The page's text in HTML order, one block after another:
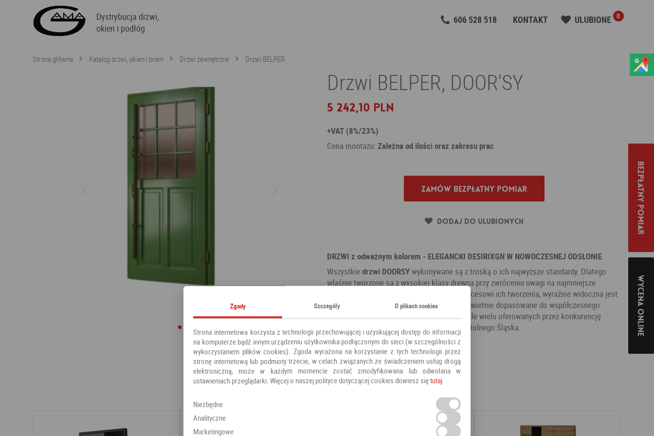
Dystrybucja drzwi,
okien i podłóg
606 528 518 KONTAKT ULUBIONE 0
Strona główna Katalog drzwi, okien i bram Drzwi zewnętrzne Drzwi BELPER
Drzwi BELPER, DOOR'SY
5 242,10 PLN
+VAT (8%/23%)
Cena montażu: Zależna od ilości oraz zakresu prac
Zamów bezpłatny pomiar
Dodaj do ulubionych
DRZWI z odważnym kolorem - ELEGANCKI DESIRIXGN W NOWOCZESNEJ ODSŁONIE
Wszystkiedrzwi DOORSYwykonywane są z troską o ich najwyższe standardy. Dlatego
właśnie tworzone są z wysokiej klasy drewna przy zwróceniu uwagi na najmniejsze
szczegóły. Staranność, która towarzyszy procesowi ich tworzenia, wyraźnie widoczna jest
w ich wyglądzie - *** to bardzo eleganckie, świetnie dopasowane do współczesnego
budownictwa drzwi, które wyróżniają się na tle wielu oferowanych przez konkurencję
drzwi.Nasza Firma działa na terenie całego Dolnego Śląska.
Kategoria:Drzwi zewnętrzne
Producent:DOOR'SY
Bezpłatny pomiar
Wycena online
Zgody Szczegóły O plikach cookies
Strona internetowa korzysta z technologii przechowującej i uzyskującej dostęp do informacji
na komputerze bądź innym urządzeniu użytkownika podłączonym do sieci (w szczególności z
wykorzystaniem plików cookies). Zgoda wyrażona na korzystanie z tych technologii przez
stronę internetową lub podmioty trzecie, w celach związanych ze świadczeniem usług drogą
elektroniczną, może w każdym momencie zostać zmodyfikowana lub odwołana w
ustawieniach przeglądarki. Więcej o naszej polityce dotyczącej cookies dowiesz siętutaj
Niezbędne
Analityczne
Marketingowe